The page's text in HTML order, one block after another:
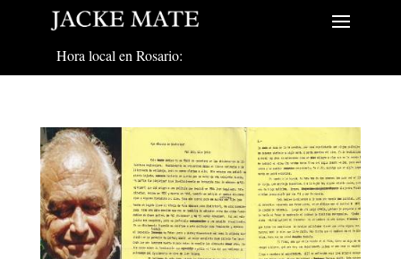
Hora local en Rosario: